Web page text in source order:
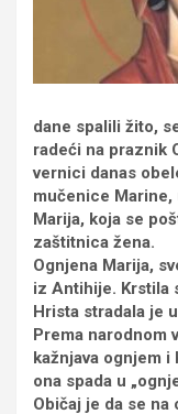
dane spalili žito,
radeći na praznik
vernici danas
mučenice Marine,
Marija, koja se
zaštitnica žena.
Ognjena Marija,
iz Antihije. Krstila
Hrista stradala je
Prema narodnom
kažnjava ognjem i
ona spada u
Običaj je da se na